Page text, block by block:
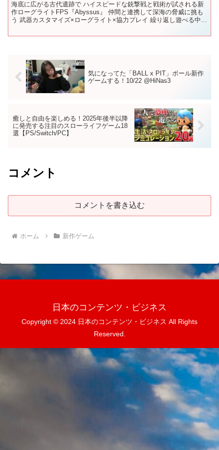
海底に広がる古代遺跡で ハイスピードな銃撃戦と戦術が試される新
作ローグライトFPS『Abyssus』 仲間と連携して深海の脅威に挑も
う 武器カスタマイズ×ローグライト×協力プレイ 繰り返し遊べる中毒
気になってた「BALL x PIT」ボール新作
ゲームする！10/22 @HiNas3
癒しと自由を楽しめる！2025年後半以降
に発売する注目のスローライフゲーム18
選【PS/Switch/PC】
コメント
コメントを書き込む
ホーム 新作ゲーム
日本のコンテンツ・ビジネス
Copyright © 2024 日本のコンテンツ・ビジネス All Rights
Reserved.